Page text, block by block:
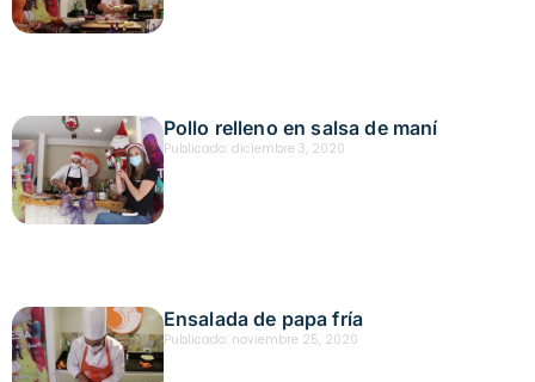
Pollo relleno en salsa de maní
Publicado: diciembre 3, 2020
Ensalada de papa fría
Publicado: noviembre 25, 2020